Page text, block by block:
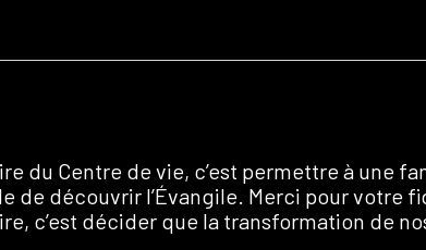
du Centre de vie, c’est permettre à une
de découvrir l’Évangile. Merci pour
c’est décider que la transformation de